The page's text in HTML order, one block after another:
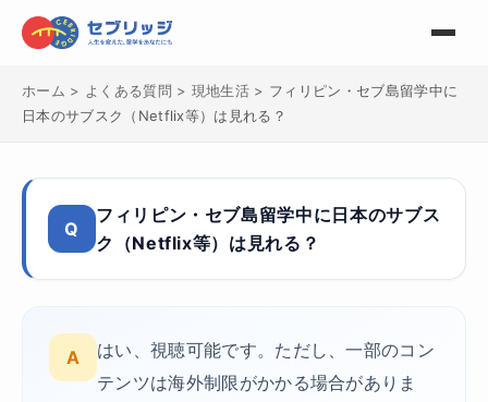
ホーム > よくある質問 > 現地生活 > フィリピン・セブ島留学中に
日本のサブスク（Netflix等）は見れる？
Q
フィリピン・セブ島留学中に日本のサブス
ク（Netflix等）は見れる？
A
はい、視聴可能です。ただし、一部のコン
テンツは海外制限がかかる場合がありま